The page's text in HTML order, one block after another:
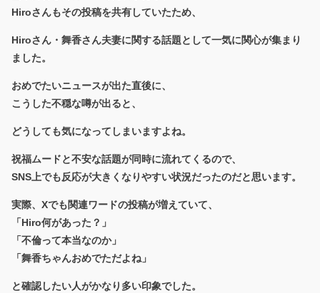
Hiroさんもその投稿を共有していたため、
Hiroさん・舞香さん夫妻に関する話題として一気に関心が集まり
ました。
おめでたいニュースが出た直後に、
こうした不穏な噂が出ると、
どうしても気になってしまいますよね。
祝福ムードと不安な話題が同時に流れてくるので、
SNS上でも反応が大きくなりやすい状況だったのだと思います。
実際、Xでも関連ワードの投稿が増えていて、
「Hiro何があった？」
「不倫って本当なのか」
「舞香ちゃんおめでただよね」
と確認したい人がかなり多い印象でした。